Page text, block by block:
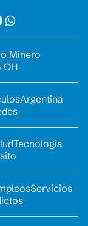
Minero
OH
Argentina
Tecnología
Servicios